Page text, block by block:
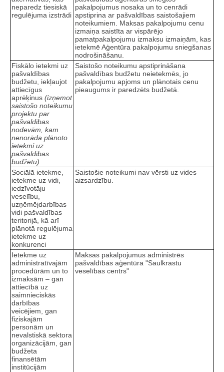
neparedz tiesiskā
regulējuma izstrādi
pakalpojumus nosaka un to cenrādi
apstiprina ar pašvaldības saistošajiem
noteikumiem. Maksas pakalpojumu cenu
izmaiņa saistīta ar vispārējo
pamatpakalpojumu izmaksu izmaiņām, kas
ietekmē Aģentūra pakalpojumu sniegšanas
nodrošināšanu.
Fiskālo ietekmi uz
pašvaldības
budžetu, iekļaujot
attiecīgus
aprēķinus (izņemot
saistošo noteikumu
projektu par
pašvaldības
nodevām, kam
nenorāda plānoto
ietekmi uz
pašvaldības
budžetu)
Saistošo noteikumu apstiprināšana
pašvaldības budžetu neietekmēs, jo
pakalpojumu apjoms un plānotais cenu
pieaugums ir paredzēts budžetā.
Sociālā ietekme,
ietekme uz vidi,
iedzīvotāju
veselību,
uzņēmējdarbības
vidi pašvaldības
teritorijā, kā arī
plānotā regulējuma
ietekme uz
konkurenci
Saistošie noteikumi nav vērsti uz vides
aizsardzību.
Ietekme uz
administratīvajām
procedūrām un to
izmaksām – gan
attiecībā uz
saimnieciskās
darbības
veicējiem, gan
fiziskajām
personām un
nevalstiskā sektora
organizācijām, gan
budžeta
finansētām
institūcijām
Maksas pakalpojumus administrēs
pašvaldības aģentūra "Saulkrastu
veselības centrs"